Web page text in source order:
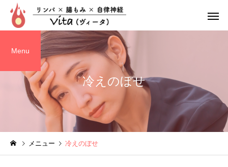
リンパ整体
冷えのぼせ
Menu
メニュー 冷えのぼせ